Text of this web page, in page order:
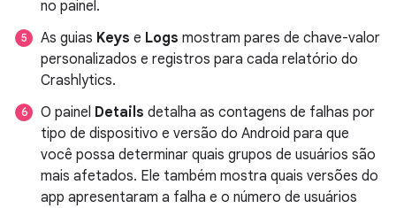
no painel.
As guias Keys e Logs mostram pares de chave-valor
personalizados e registros para cada relatório do
Crashlytics.
O painel Details detalha as contagens de falhas por
tipo de dispositivo e versão do Android para que
você possa determinar quais grupos de usuários são
mais afetados. Ele também mostra quais versões do
app apresentaram a falha e o número de usuários